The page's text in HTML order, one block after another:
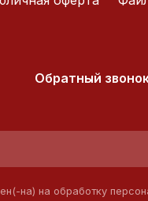
Обратный
на) на обработку